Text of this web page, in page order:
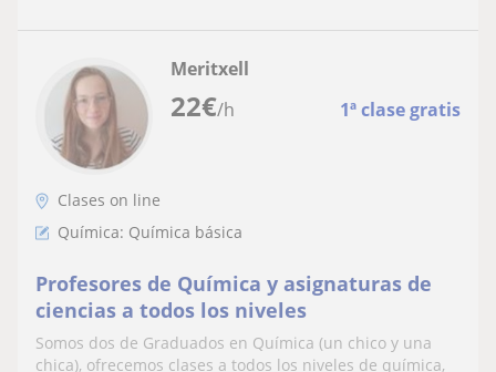
22€/h 1ª clase gratis
Meritxell
Clases on line
Química: Química básica
Profesores de Química y asignaturas de
ciencias a todos los niveles
Somos dos de Graduados en Química (un chico y una
chica), ofrecemos clases a todos los niveles de química,